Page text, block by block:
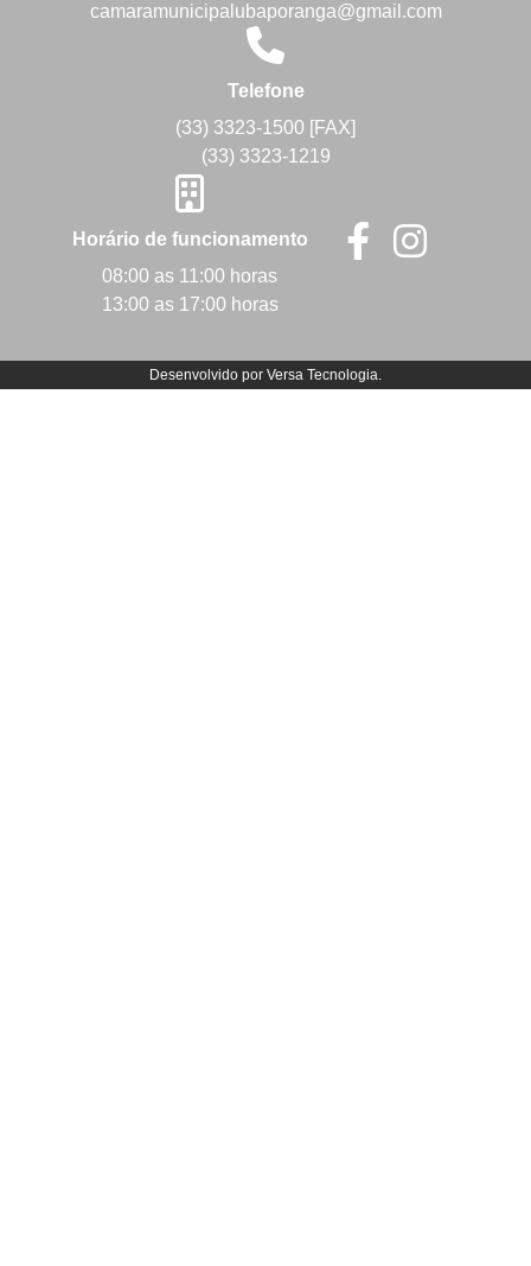
camaramunicipalubaporanga@gmail.com
Telefone
(33) 3323-1500 [FAX]
(33) 3323-1219
Horário de funcionamento
08:00 as 11:00 horas
13:00 as 17:00 horas
Desenvolvido por Versa Tecnologia